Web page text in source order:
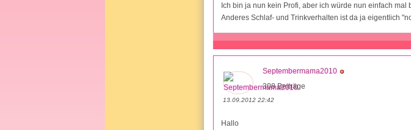
Ich bin ja nun kein Profi, aber ich würde nun einfach
Anderes Schlaf- und Trinkverhalten ist da ja eigentlich
Septembermama2010
308 Beiträge
13.09.2012 22:42
Hallo